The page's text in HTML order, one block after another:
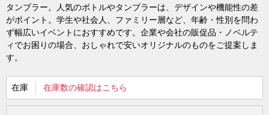
タンブラー。人気のボトルやタンブラーは、デザインや機能性の差
がポイント。学生や社会人、ファミリー層など、年齢・性別を問わ
ず幅広いイベントにおすすめです。企業や会社の販促品・ノベルテ
ィでお困りの場合、おしゃれで安いオリジナルのものをご提案しま
す。
在庫 在庫数の確認はこちら